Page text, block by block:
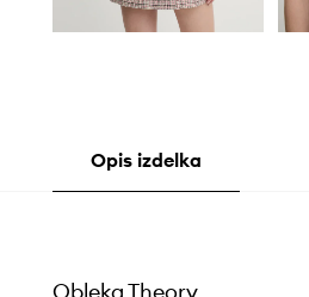
Opis izdelka